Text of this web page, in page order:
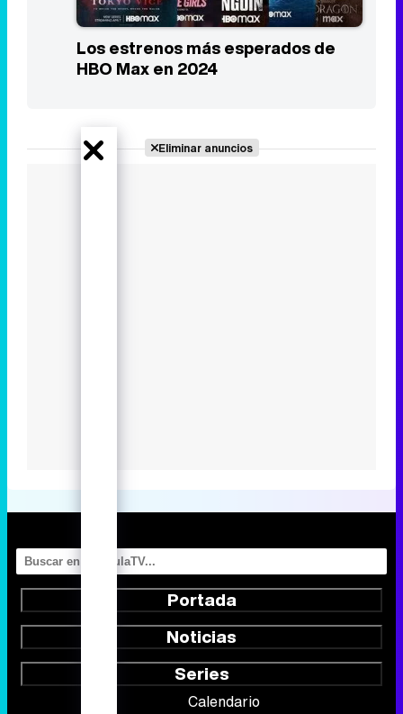
Los estrenos más esperados de
HBO Max en 2024
Eliminar anuncios
Portada
Noticias
Series
Calendario